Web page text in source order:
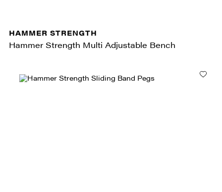
HAMMER STRENGTH
Hammer Strength Multi Adjustable Bench